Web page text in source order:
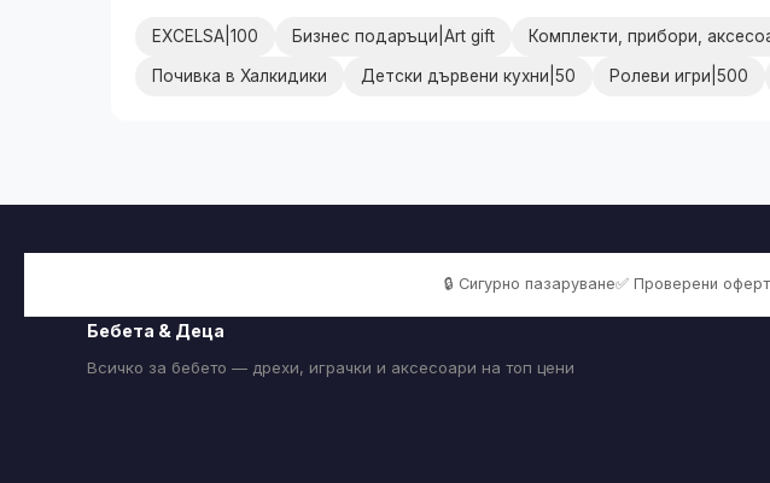
EXCELSA|100 Бизнес подаръци|Art gift Комплекти, прибори,
Почивка в Халкидики Детски дървени кухни|50 Ролеви игри|500
🔒 Сигурно пазаруване✅ Проверени
Бебета & Деца
Всичко за бебето — дрехи, играчки и аксесоари на топ цени